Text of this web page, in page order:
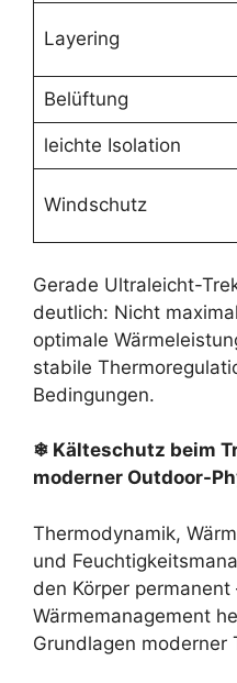
Layering
Belüftung
leichte Isolation
Windschutz
Gerade Ultraleicht-
deutlich: Nicht
optimale
stabile
Bedingungen.
❄ Kälteschutz beim
moderner Outdoor-
Thermodynamik,
und
den Körper
Wärmemanagement
Grundlagen moderner